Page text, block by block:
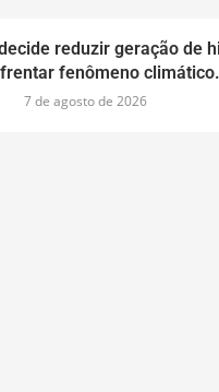
reduzir geração de
fenômeno
7 de agosto de 2026